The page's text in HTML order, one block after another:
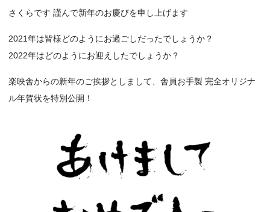
さくらです 謹んで新年のお慶びを申し上げます
2021年は皆様どのようにお過ごしだったでしょうか？
2022年はどのようにお迎えしたでしょうか？
楽映舎からの新年のご挨拶としまして、舎員お手製 完全オリジナ
ル年賀状を特別公開！